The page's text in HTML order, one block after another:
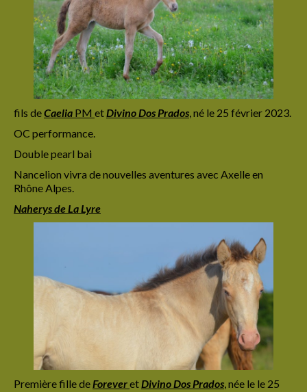
fils deCaelia PM et Divino Dos Prados né le 25 février 2023.
OC performance.
Double pearl bai
Nancelion vivra de nouvelles aventures avec Axelle en
Rhône Alpes.
Naherys de La Lyre
Première fille de Foreveret Divino Dos Prados née le le 25